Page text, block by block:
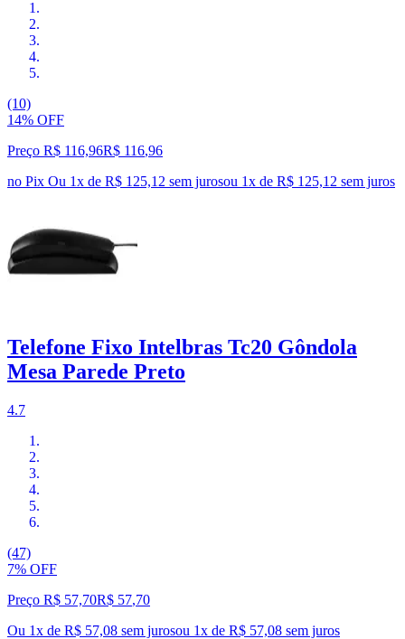
(10)
14% OFF
Preço R$ 116,96R$ 116,96
no Pix Ou 1x de R$ 125,12 sem jurosou 1x de R$ 125,12 sem juros
Telefone Fixo Intelbras Tc20 Gôndola
Mesa Parede Preto
4.7
(47)
7% OFF
Preço R$ 57,70R$ 57,70
Ou 1x de R$ 57,08 sem jurosou 1x de R$ 57,08 sem juros